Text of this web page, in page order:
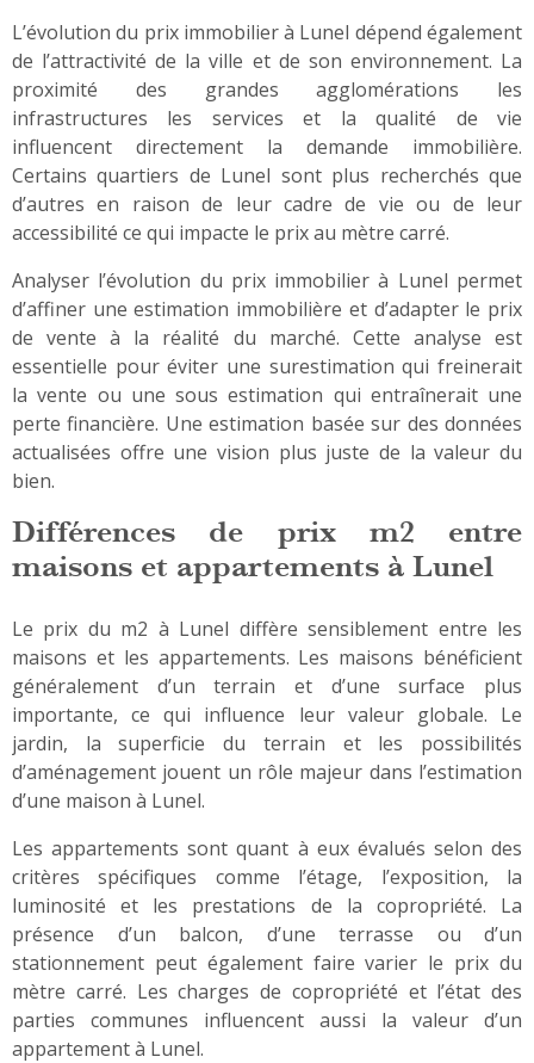
L’évolution du prix immobilier à Lunel dépend également
de l’attractivité de la ville et de son environnement. La
proximité des grandes agglomérations les
infrastructures les services et la qualité de vie
influencent directement la demande immobilière.
Certains quartiers de Lunel sont plus recherchés que
d’autres en raison de leur cadre de vie ou de leur
accessibilité ce qui impacte le prix au mètre carré.
Analyser l’évolution du prix immobilier à Lunel permet
d’affiner une estimation immobilière et d’adapter le prix
de vente à la réalité du marché. Cette analyse est
essentielle pour éviter une surestimation qui freinerait
la vente ou une sous estimation qui entraînerait une
perte financière. Une estimation basée sur des données
actualisées offre une vision plus juste de la valeur du
bien.
Différences de prix m2 entre
maisons et appartements à Lunel
Le prix du m2 à Lunel diffère sensiblement entre les
maisons et les appartements. Les maisons bénéficient
généralement d’un terrain et d’une surface plus
importante, ce qui influence leur valeur globale. Le
jardin, la superficie du terrain et les possibilités
d’aménagement jouent un rôle majeur dans l’estimation
d’une maison à Lunel.
Les appartements sont quant à eux évalués selon des
critères spécifiques comme l’étage, l’exposition, la
luminosité et les prestations de la copropriété. La
présence d’un balcon, d’une terrasse ou d’un
stationnement peut également faire varier le prix du
mètre carré. Les charges de copropriété et l’état des
parties communes influencent aussi la valeur d’un
appartement à Lunel.